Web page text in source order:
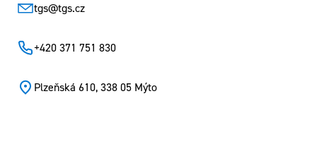
tgs@tgs.cz
+420 371 751 830
Plzeňská 610, 338 05 Mýto